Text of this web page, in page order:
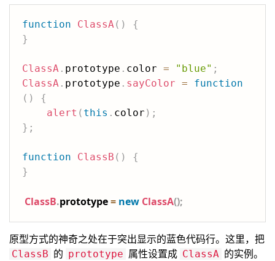
function ClassA( )
{
}
ClassA . prototype . color = "blue" ;
ClassA . prototype . sayColor =
function
( )
{
alert ( this . color ) ;
} ;
function ClassB ( )
{
}
ClassB.prototype = new ClassA();
原型方式的神奇之处在于突出显示的蓝色代码行。这里，把
ClassB 的 prototype 属性设置成 ClassA 的实例。